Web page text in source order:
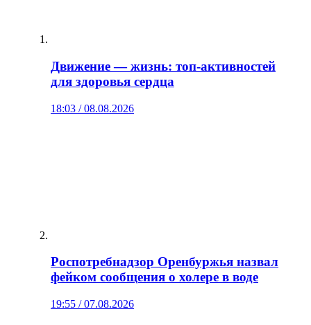
Движение — жизнь: топ‑активностей
для здоровья сердца
18:03 / 08.08.2026
Роспотребнадзор Оренбуржья назвал
фейком сообщения о холере в воде
19:55 / 07.08.2026